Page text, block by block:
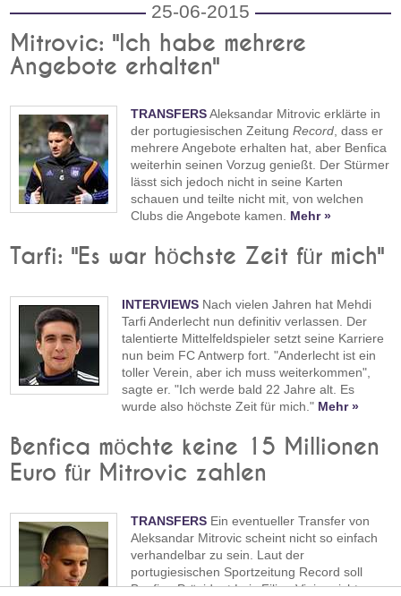
25-06-2015
Mitrovic: "Ich habe mehrere
Angebote erhalten"
TRANSFERSAleksandar Mitrovic erklärte in
der portugiesischen ZeitungRecord , dass er
mehrere Angebote erhalten hat, aber Benfica
weiterhin seinen Vorzug genießt. Der Stürmer
lässt sich jedoch nicht in seine Karten
schauen und teilte nicht mit, von welchen
Clubs die Angebote kamen. Mehr »
Tarfi: "Es war höchste Zeit für mich"
INTERVIEWS Nach vielen Jahren hat Mehdi
Tarfi Anderlecht nun definitiv verlassen. Der
talentierte Mittelfeldspieler setzt seine Karriere
nun beim FC Antwerp fort. "Anderlecht ist ein
toller Verein, aber ich muss weiterkommen",
sagte er. "Ich werde bald 22 Jahre alt. Es
wurde also höchste Zeit für mich." Mehr »
Benfica möchte keine 15 Millionen
Euro für Mitrovic zahlen
TRANSFERS Ein eventueller Transfer von
Aleksandar Mitrovic scheint nicht so einfach
verhandelbar zu sein. Laut der
portugiesischen Sportzeitung Record soll
Benfica-Präsident Luis Filipe Vieira nicht